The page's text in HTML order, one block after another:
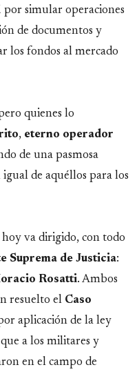
simular operaciones
de documentos y
los fondos al mercado
quienes lo
, eterno operador
de una pasmosa
de aquéllos para los
va dirigido, con todo
Suprema de Justicia:
Rosatti. Ambos
resuelto el Caso
aplicación de la ley
a los militares y
en el campo de